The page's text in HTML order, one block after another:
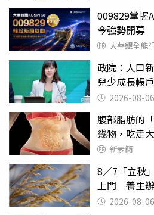
009829掌握
今強勢開募
大華銀全能
政院：人口
兒少成長帳
2026-08-06
腹部脂肪的
幾物，吃走
新素簡
8／7「立秋
上門 養生
2026-08-06